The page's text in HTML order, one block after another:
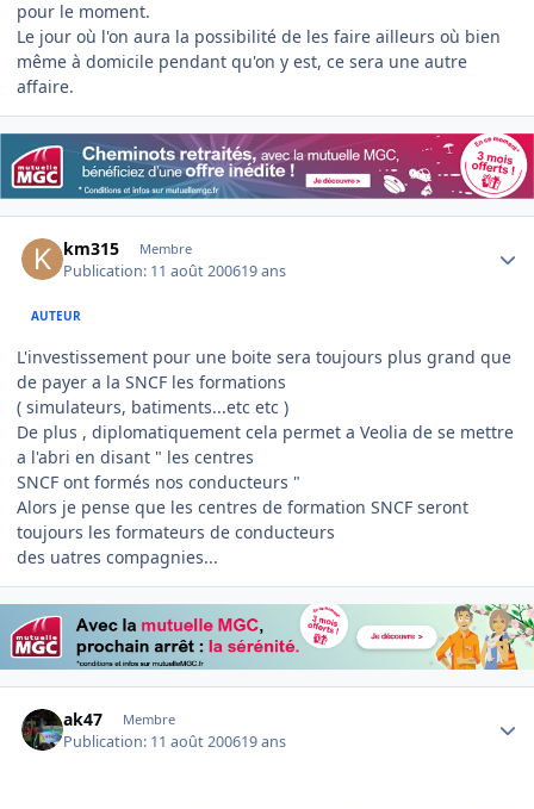
pour le moment.
Le jour où l'on aura la possibilité de les faire ailleurs où bien
même à domicile pendant qu'on y est, ce sera une autre
affaire.
km315 Membre
Publication: 11 août 200619 ans
AUTEUR
L'investissement pour une boite sera toujours plus grand que
de payer a la SNCF les formations
( simulateurs, batiments...etc etc )
De plus , diplomatiquement cela permet a Veolia de se mettre
a l'abri en disant " les centres
SNCF ont formés nos conducteurs "
Alors je pense que les centres de formation SNCF seront
toujours les formateurs de conducteurs
des uatres compagnies...
ak47 Membre
Publication: 11 août 200619 ans